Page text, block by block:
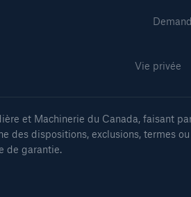
Vie privée
et Machinerie du Canada, faisant
des dispositions, exclusions, termes
de garantie.